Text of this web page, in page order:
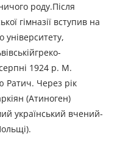
роду.Після
гімназії вступив на
університету,
1924 р. М.
Ратич. Через рік
(Атиноген)
український вчений-